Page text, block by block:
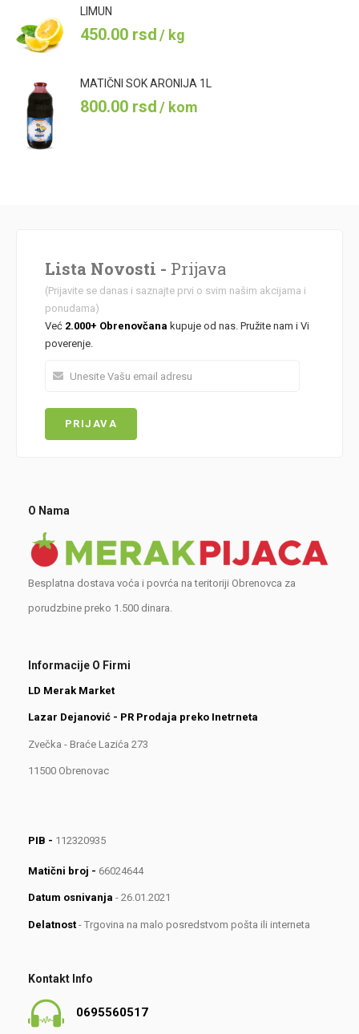
LIMUN
450.00 rsd/ kg
MATIČNI SOK ARONIJA 1L
800.00 rsd/ kom
Lista Novosti - Prijava
(Prijavite se danas i saznajte prvi o svim našim akcijama i
ponudama)
Već 2.000+ Obrenovčana kupuje od nas. Pružite nam i Vi
poverenje.
O Nama
Besplatna dostava voća i povrća na teritoriji Obrenovca za
porudzbine preko 1.500 dinara.
Informacije O Firmi
LD Merak Market
Lazar Dejanović - PR Prodaja preko Inetrneta
Zvečka - Braće Lazića 273
11500 Obrenovac
PIB - 112320935
Matični broj - 66024644
Datum osnivanja - 26.01.2021
Delatnost - Trgovina na malo posredstvom pošta ili interneta
Kontakt Info
0695560517